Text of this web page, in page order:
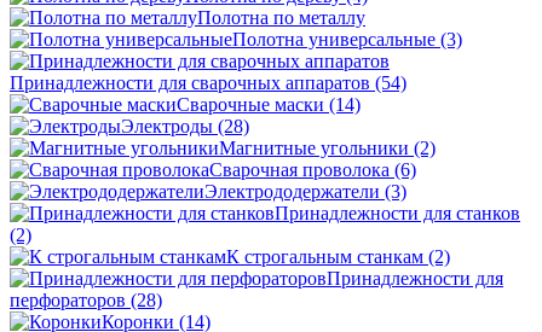
Полотна по металлу
Полотна универсальные (3)
Принадлежности для сварочных аппаратов (54)
Сварочные маски (14)
Электроды (28)
Магнитные угольники (2)
Сварочная проволока (6)
Электрододержатели (3)
Принадлежности для станков
(2)
К строгальным станкам (2)
Принадлежности для
перфораторов (28)
Коронки (14)